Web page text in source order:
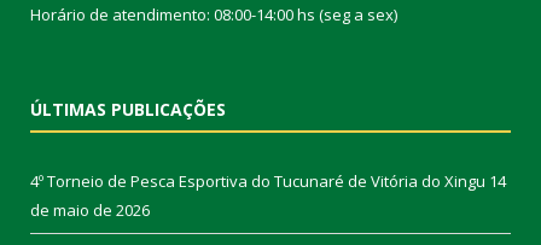
Horário de atendimento: 08:00-14:00 hs (seg a sex)
ÚLTIMAS PUBLICAÇÕES
4º Torneio de Pesca Esportiva do Tucunaré de Vitória do Xingu 14
de maio de 2026